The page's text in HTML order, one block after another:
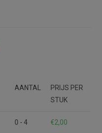
AANTAL
PRIJS PER
STUK
0 - 4 €2,00